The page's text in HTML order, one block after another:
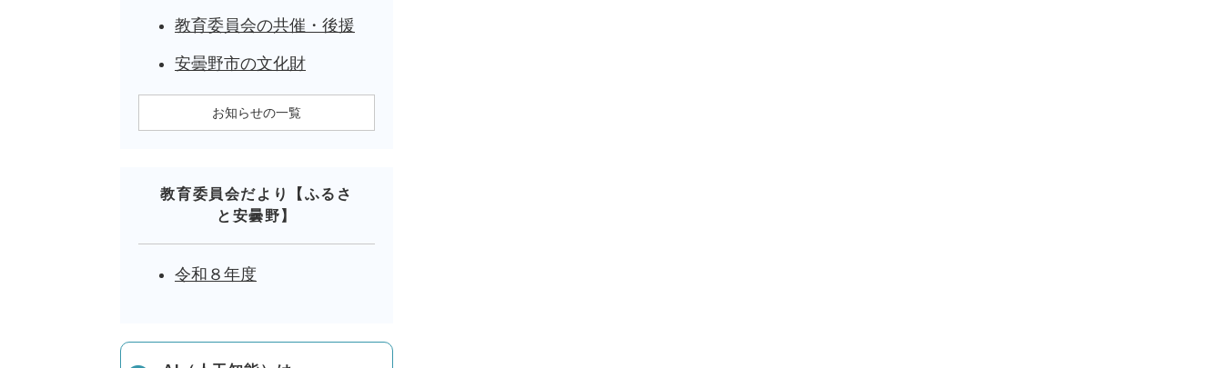
教育委員会の共催・後援
安曇野市の文化財
お知らせの一覧
教育委員会だより【ふるさ
と安曇野】
令和８年度